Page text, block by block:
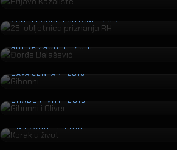
25. obljetnica priznanja RH
ZAGREBAČKE FONTANE · 2017
Đorđe Balašević
ARENA ZAGREB · 2016
Gibonni
SAVA CENTAR · 2016
Gibonni i Oliver
GRADSKI VRT · 2016
Korak u život
HNK ZAGREB · 2016
Gibonni i Oliver